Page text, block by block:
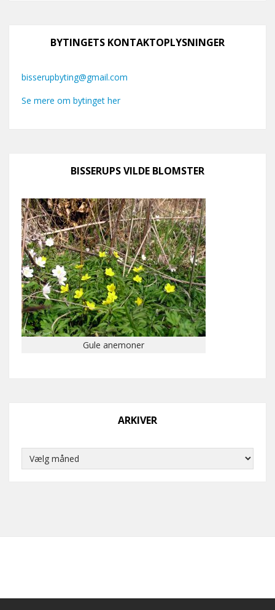
BYTINGETS KONTAKTOPLYSNINGER
bisserupbyting@gmail.com
Se mere om bytinget her
BISSERUPS VILDE BLOMSTER
Gule anemoner
ARKIVER
Arkiver